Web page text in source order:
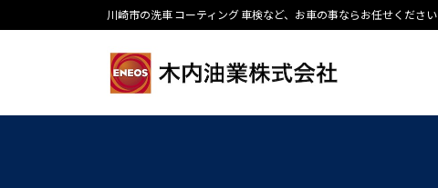
ン
へ
ビ
ョ
川崎市の洗車 コーティング 車検など、お車の事ならお任せください